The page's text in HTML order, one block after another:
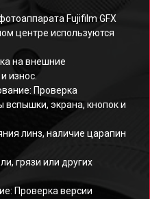
Fujifilm GFX
центре используются
на внешние
износ.
Проверка
вспышки, экрана, кнопок и
линз, наличие царапин
грязи или других
Проверка версии